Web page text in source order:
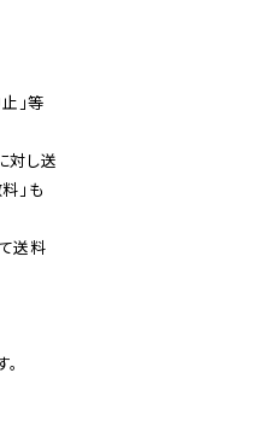
」等
対し送
」も
送料